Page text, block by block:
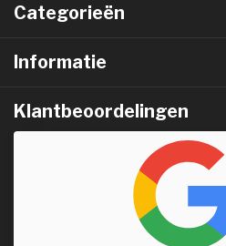
Categorieën
Informatie
Klantbeoordelingen